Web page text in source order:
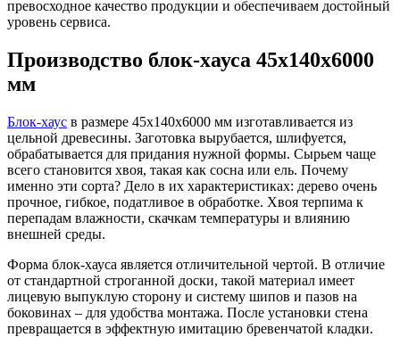
превосходное качество продукции и обеспечиваем достойный
уровень сервиса.
Производство блок-хауса 45х140х6000
мм
Блок-хаус в размере 45х140х6000 мм изготавливается из
цельной древесины. Заготовка вырубается, шлифуется,
обрабатывается для придания нужной формы. Сырьем чаще
всего становится хвоя, такая как сосна или ель. Почему
именно эти сорта? Дело в их характеристиках: дерево очень
прочное, гибкое, податливое в обработке. Хвоя терпима к
перепадам влажности, скачкам температуры и влиянию
внешней среды.
Форма блок-хауса является отличительной чертой. В отличие
от стандартной строганной доски, такой материал имеет
лицевую выпуклую сторону и систему шипов и пазов на
боковинах – для удобства монтажа. После установки стена
превращается в эффектную имитацию бревенчатой кладки.